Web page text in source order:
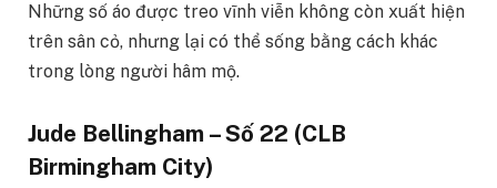
Những số áo được treo vĩnh viễn không còn xuất hiện
trên sân cỏ, nhưng lại có thể sống bằng cách khác
trong lòng người hâm mộ.
Jude Bellingham – Số 22 (CLB
Birmingham City)